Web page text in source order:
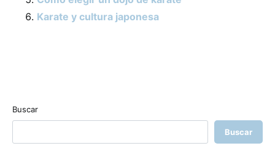
Karate y cultura japonesa
Buscar
Buscar